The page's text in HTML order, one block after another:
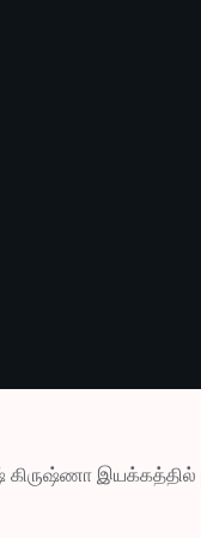
இயக்கத்தில்